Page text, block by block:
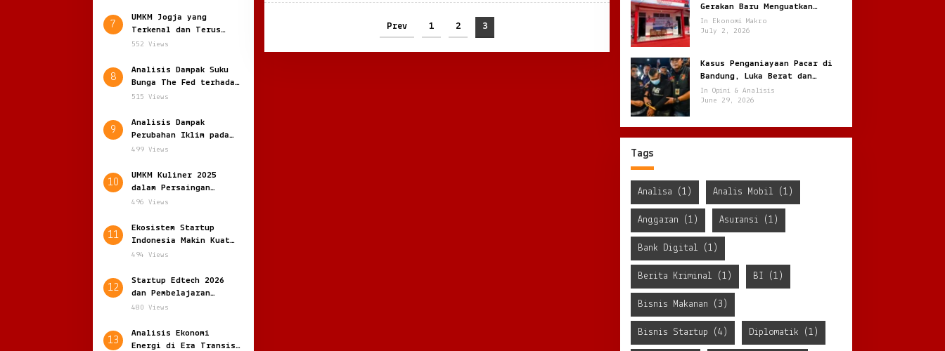
Ancaman di Era Otomasi
7
UMKM Jogja yang
Terkenal dan Terus
Menggeliat di Tengah
552 Views
8
Analisis Dampak Suku
Bunga The Fed terhadap
Rupiah: Dinamika
Ekonomi
515 Views
9
Analisis Dampak
Perubahan Iklim pada
Ekonomi Global: Ketika
dari Pertumbuhan
499 Views
10
UMKM Kuliner 2025
dalam Persaingan
Franchise Besar
496 Views
11
Ekosistem Startup
Indonesia Makin Kuat
di 2025: Kolaborasi,
Digital
494 Views
12
Startup Edtech 2026
dan Pembelajaran
Digital yang Semakin
480 Views
13
Analisis Ekonomi
Energi di Era Transisi
Prev 1 2 3
Gerakan Baru Menguatkan
Ekonomi Desa dari Akar Rumput
In Ekonomi Makro
July 2, 2026
Kasus Penganiayaan Pacar di
Bandung, Luka Berat dan
Penyekapan !
In Opini & Analisis
June 29, 2026
Tags
Analisa (1) Analis Mobil (1)
Anggaran (1) Asuransi (1)
Bank Digital (1)
Berita Kriminal (1) BI (1)
Bisnis Makanan (3)
Bisnis Startup (4) Diplomatik (1)